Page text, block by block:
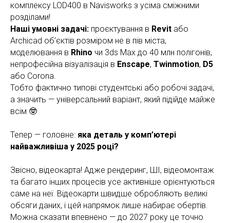
комплексу LOD400 в Navisworks з усіма сміжними
розділами!
Наші умовні задачі: проєктування в Revit або
Archicad об’єктів розміром не в пів міста,
моделювання в Rhino чи 3ds Max до 40 млн полігонів,
непрофесійна візуалізація в Enscape, Twinmotion, D5
або Corona.
Тобто фактично типові студентські або робочі задачі,
а значить — універсальний варіант, який підійде майже
всім 🤓
Тепер — головне: яка деталь у комп’ютері
найважливіша у 2025 році?
Звісно, відеокарта! Адже рендеринг, ШІ, відеомонтаж
та багато інших процесів усе активніше орієнтуються
саме на неї. Відеокарти швидше обробляють великі
обсяги даних, і цей напрямок лише набирає обертів.
Можна сказати впевнено — до 2027 року це точно